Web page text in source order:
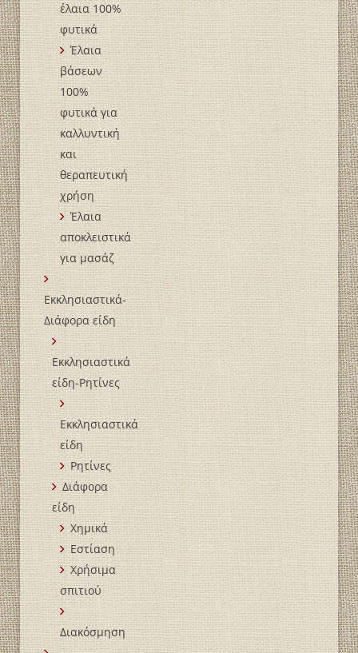
έλαια 100%
φυτικά
Έλαια
βάσεων
100%
φυτικά για
καλλυντική
και
θεραπευτική
χρήση
Έλαια
αποκλειστικά
για μασάζ
Εκκλησιαστικά-
Διάφορα είδη
Εκκλησιαστικά
είδη-Ρητίνες
Εκκλησιαστικά
είδη
Ρητίνες
Διάφορα
είδη
Χημικά
Εστίαση
Χρήσιμα
σπιτιού
Διακόσμηση